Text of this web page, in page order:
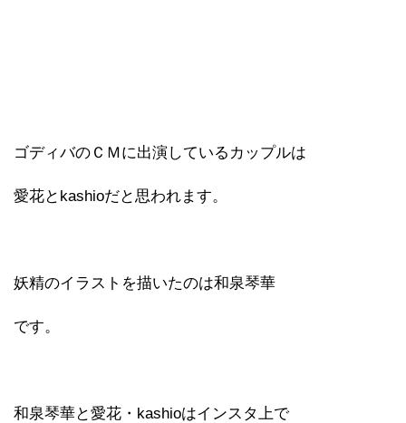
ゴディバのＣＭに出演しているカップルは
愛花とkashioだと思われます。
妖精のイラストを描いたのは和泉琴華
です。
和泉琴華と愛花・kashioはインスタ上で